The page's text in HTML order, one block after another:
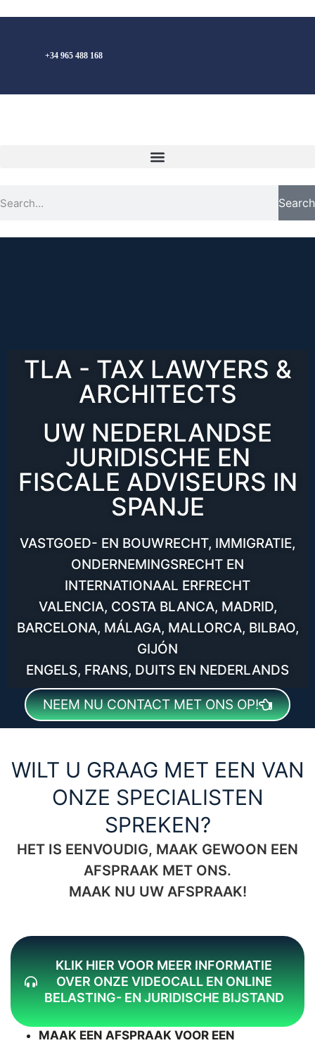
+34 965 488 168
Search
TLA - TAX LAWYERS &
ARCHITECTS
UW NEDERLANDSE
JURIDISCHE EN
FISCALE ADVISEURS IN
SPANJE
VASTGOED- EN BOUWRECHT, IMMIGRATIE,
ONDERNEMINGSRECHT EN
INTERNATIONAAL ERFRECHT
VALENCIA, COSTA BLANCA, MADRID,
BARCELONA, MÁLAGA, MALLORCA, BILBAO,
GIJÓN
ENGELS, FRANS, DUITS EN NEDERLANDS
NEEM NU CONTACT MET ONS OP!
WILT U GRAAG MET EEN VAN
ONZE SPECIALISTEN
SPREKEN?
HET IS EENVOUDIG, MAAK GEWOON EEN
AFSPRAAK MET ONS.
MAAK NU UW AFSPRAAK!
KLIK HIER VOOR MEER INFORMATIE
OVER ONZE VIDEOCALL EN ONLINE
BELASTING- EN JURIDISCHE BIJSTAND
MAAK EEN AFSPRAAK VOOR EEN